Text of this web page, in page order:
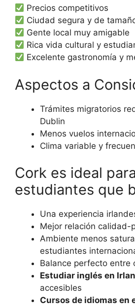
Precios competitivos
Ciudad segura y de
Gente local muy amigable
Rica vida cultural y
Excelente gastronomía y
Aspectos a
Trámites migratorios
Dublin
Menos vuelos
Clima variable y
Cork es ideal
estudiantes que
Una experiencia
Mejor relación calidad-
Ambiente menos
estudiantes
Balance perfecto entre
Estudiar inglés en
accesibles
Cursos de idiomas en